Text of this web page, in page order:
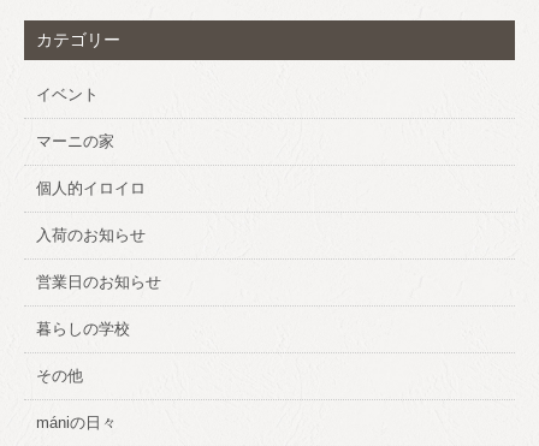
カテゴリー
イベント
マーニの家
個人的イロイロ
入荷のお知らせ
営業日のお知らせ
暮らしの学校
その他
mániの日々